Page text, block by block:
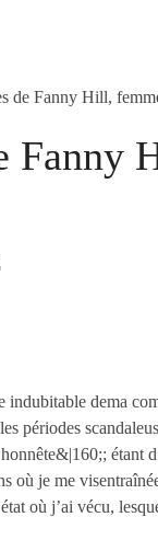
de Fanny Hill,
Fanny
indubitable dema
périodes
étant
où je me
où j’ai vécu,